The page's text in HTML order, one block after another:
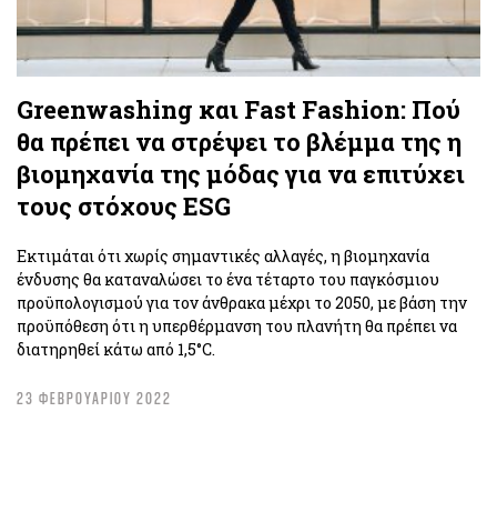
Greenwashing και Fast Fashion: Πού
θα πρέπει να στρέψει το βλέμμα της η
βιομηχανία της μόδας για να επιτύχει
τους στόχους ESG
Εκτιμάται ότι χωρίς σημαντικές αλλαγές, η βιομηχανία
ένδυσης θα καταναλώσει το ένα τέταρτο του παγκόσμιου
προϋπολογισμού για τον άνθρακα μέχρι το 2050, με βάση την
προϋπόθεση ότι η υπερθέρμανση του πλανήτη θα πρέπει να
διατηρηθεί κάτω από 1,5°C.
23 ΦΕΒΡΟΥΑΡΙΟΥ 2022